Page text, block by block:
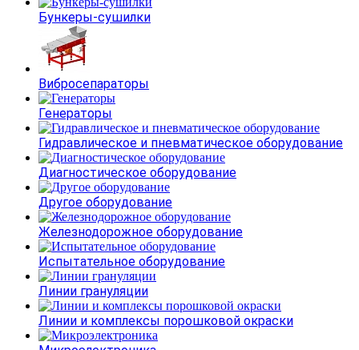
Бункеры-сушилки
Вибросепараторы
Генераторы
Гидравлическое и пневматическое оборудование
Диагностическое оборудование
Другое оборудование
Железнодорожное оборудование
Испытательное оборудование
Линии грануляции
Линии и комплексы порошковой окраски